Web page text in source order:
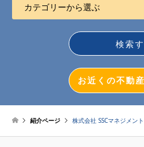
不動産売却
不動産投資
お近くの不動
紹介ページ 株式会社 SSCマネジメント